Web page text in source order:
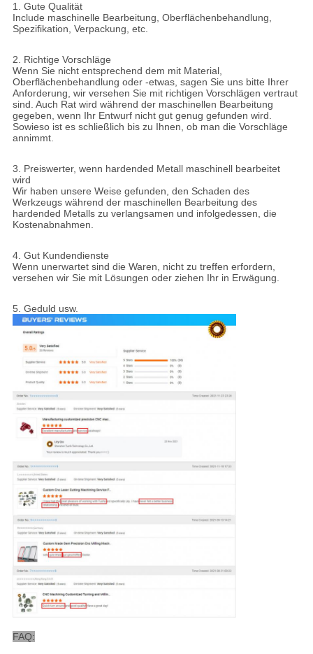
1. Gute Qualität
Include maschinelle Bearbeitung, Oberflächenbehandlung,
Spezifikation, Verpackung, etc.
2. Richtige Vorschläge
Wenn Sie nicht entsprechend dem mit Material,
Oberflächenbehandlung oder -etwas, sagen Sie uns bitte Ihrer
Anforderung, wir versehen Sie mit richtigen Vorschlägen vertraut
sind. Auch Rat wird während der maschinellen Bearbeitung
gegeben, wenn Ihr Entwurf nicht gut genug gefunden wird.
Sowieso ist es schließlich bis zu Ihnen, ob man die Vorschläge
annimmt.
3. Preiswerter, wenn hardended Metall maschinell bearbeitet
wird
Wir haben unsere Weise gefunden, den Schaden des
Werkzeugs während der maschinellen Bearbeitung des
hardended Metalls zu verlangsamen und infolgedessen, die
Kostenabnahmen.
4. Gut Kundendienste
Wenn unerwartet sind die Waren, nicht zu treffen erfordern,
versehen wir Sie mit Lösungen oder ziehen Ihr in Erwägung.
5. Geduld usw.
FAQ: